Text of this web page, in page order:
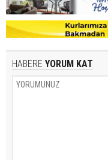
HABERE YORUM KAT